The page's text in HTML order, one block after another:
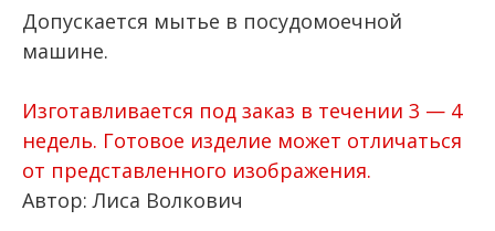
Допускается мытье в посудомоечной
машине.
Изготавливается под заказ в течении 3 — 4
недель. Готовое изделие может отличаться
от представленного изображения.
Автор: Лиса Волкович